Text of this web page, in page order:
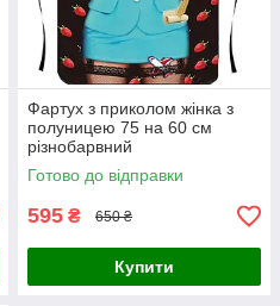
Фартух з приколом жінка з
полуницею 75 на 60 см
різнобарвний
Готово до відправки
595 ₴ 650 ₴
Купити